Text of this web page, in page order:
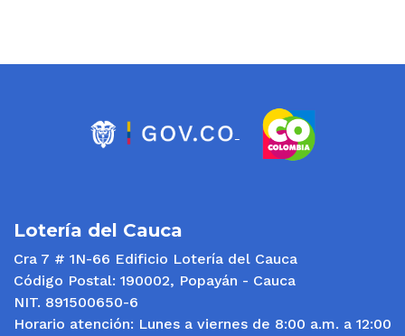
Lotería del Cauca
Cra 7 # 1N-66 Edificio Lotería del Cauca
Código Postal: 190002, Popayán - Cauca
NIT. 891500650-6
Horario atención: Lunes a viernes de 8:00 a.m. a 12:00